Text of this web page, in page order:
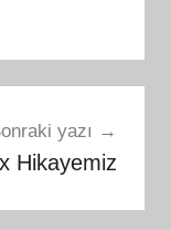
yazı
Hikayemiz